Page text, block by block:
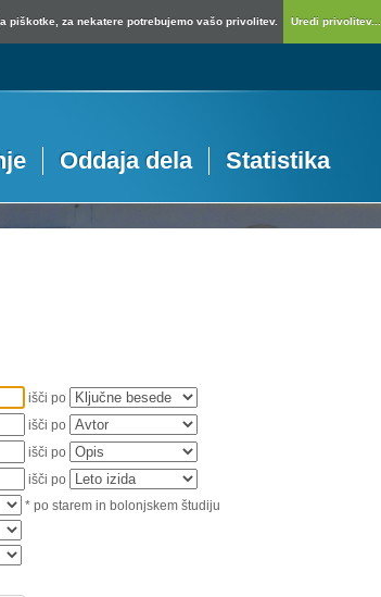
piškotke, za nekatere potrebujemo vašo privolitev. Uredi privolitev...
Oddaja dela Statistika
išči po
išči po
išči po
išči po
* po starem in bolonjskem študiju